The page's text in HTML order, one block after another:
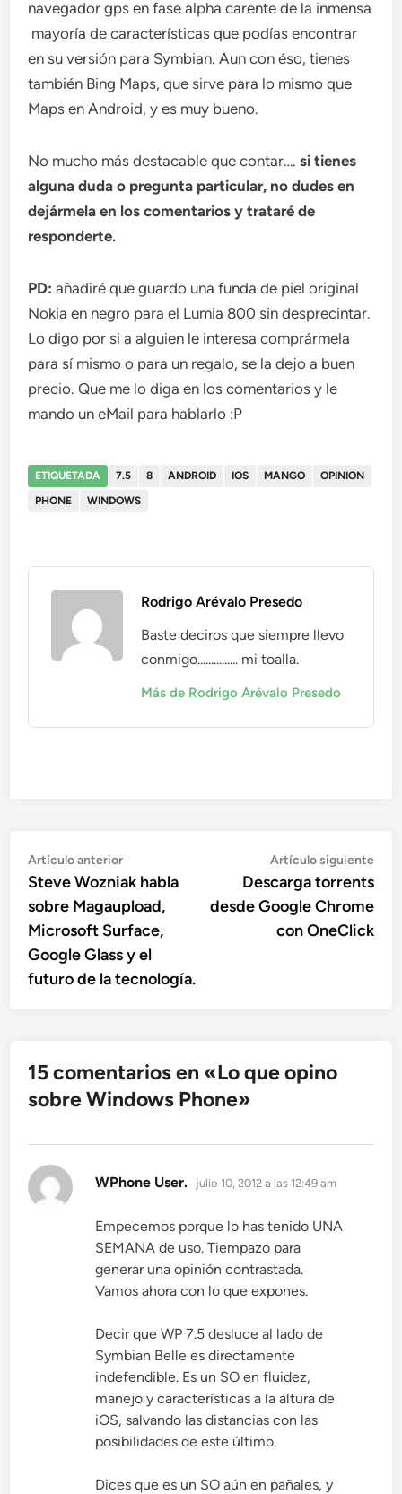
navegador gps en fase alpha carente de la inmensa
mayoría de características que podías encontrar
en su versión para Symbian. Aun con éso, tienes
también Bing Maps, que sirve para lo mismo que
Maps en Android, y es muy bueno.
No mucho más destacable que contar….si tienes
alguna duda o pregunta particular, no dudes en
dejármela en los comentarios y trataré de
responderte.
PD: añadiré que guardo una funda de piel original
Nokia en negro para el Lumia 800 sin desprecintar.
Lo digo por si a alguien le interesa comprármela
para sí mismo o para un regalo, se la dejo a buen
precio. Que me lo diga en los comentarios y le
mando un eMail para hablarlo :P
ETIQUETADA 7.5 8 ANDROID IOS MANGO
OPINION
PHONE
WINDOWS
Rodrigo Arévalo Presedo
Baste deciros que siempre llevo
conmigo............... mi toalla.
Más de Rodrigo Arévalo Presedo
Navegación
de
entradas
Artículo anteriorArtículo
anterior:
Steve Wozniak habla
sobre Magaupload,
Microsoft Surface,
Google Glass y el
futuro de la tecnología.
Artículo siguiente
Descarga torrents
desde Google Chrome
con OneClick
15 comentarios en «Lo que opino
sobre Windows Phone»
WPhone User. dice:
julio 10, 2012 a las 12:49 am
Empecemos porque lo has tenido UNA
SEMANA de uso. Tiempazo para
generar una opinión contrastada.
Vamos ahora con lo que expones.
Decir que WP 7.5 desluce al lado de
Symbian Belle es directamente
indefendible. Es un SO en fluidez,
manejo y características a la altura de
iOS, salvando las distancias con las
posibilidades de este último.
Dices que es un SO aún en pañales, y